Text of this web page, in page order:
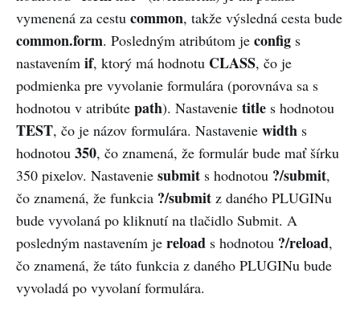
vymenená za cestu common, takže výsledná cesta bude
common.form. Posledným atribútom je config s
nastavením if, ktorý má hodnotu CLASS, čo je
podmienka pre vyvolanie formulára (porovnáva sa s
hodnotou v atribúte path). Nastavenie title s hodnotou
TEST, čo je názov formulára. Nastavenie width s
hodnotou 350, čo znamená, že formulár bude mať šírku
350 pixelov. Nastavenie submit s hodnotou ?/submit,
čo znamená, že funkcia ?/submit z daného PLUGINu
bude vyvolaná po kliknutí na tlačidlo Submit. A
posledným nastavením je reload s hodnotou ?/reload,
čo znamená, že táto funkcia z daného PLUGINu bude
vyvoladá po vyvolaní formulára.